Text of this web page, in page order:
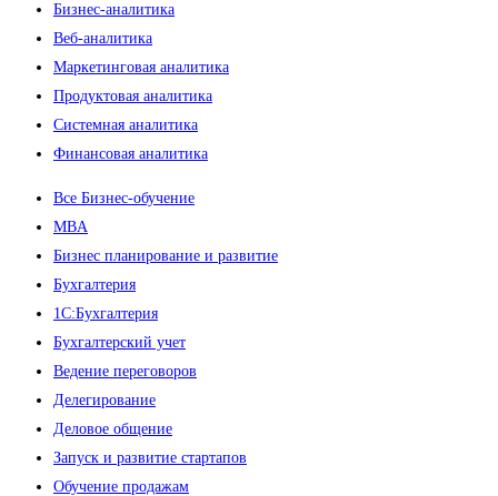
Бизнес-аналитика
Веб-аналитика
Маркетинговая аналитика
Продуктовая аналитика
Системная аналитика
Финансовая аналитика
Все Бизнес-обучение
MBA
Бизнес планирование и развитие
Бухгалтерия
1C:Бухгалтерия
Бухгалтерский учет
Ведение переговоров
Делегирование
Деловое общение
Запуск и развитие стартапов
Обучение продажам